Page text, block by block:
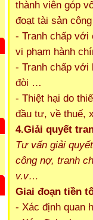
thành viên góp
đoạt tài sản
- Tranh chấp với
vi phạm hành
- Tranh chấp với
đòi …
- Thiệt hại do
đầu tư, về thuế,
4.Giải quyết
Tư vấn giải
công nợ, tranh
v.v…
Giai đoạn tiền
- Xác định quan